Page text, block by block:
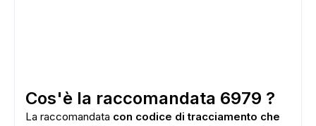
Cos'è la raccomandata 6979 ?
La raccomandata con codice di tracciamento che